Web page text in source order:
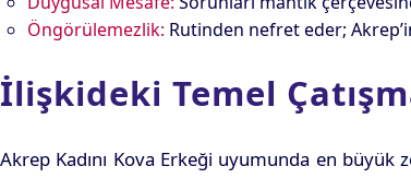
Öngörülemezlik: Rutinden nefret eder;
İlişkideki Temel
Akrep Kadını Kova Erkeği uyumunda en